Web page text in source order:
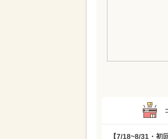
【7/18~8/31・